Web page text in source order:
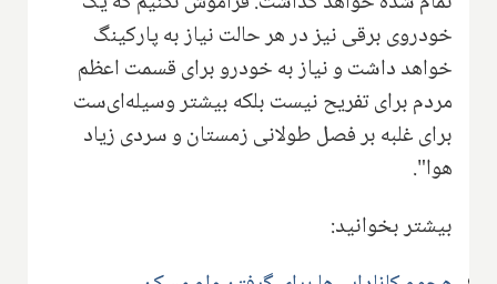
خودروی برقی نیز در هر حالت نیاز به پارکینگ
خواهد داشت و نیاز به خودرو برای قسمت اعظم
مردم برای تفریح نیست بلکه بیشتر وسیله‌ای‌ست
برای غلبه بر فصل طولانی زمستان و سردی زیاد
هوا".
بیشتر بخوانید: